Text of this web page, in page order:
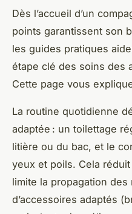
Dès l’accueil d’un
points garantissent son
les guides pratiques
étape clé des soins des
Cette page vous
La routine quotidienne
adaptée : un toilettage
litière ou du bac, et le
yeux et poils. Cela
limite la propagation des
d’accessoires adaptés